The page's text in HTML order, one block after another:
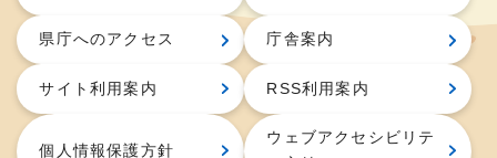
県庁へのアクセス 庁舎案内
サイト利用案内 RSS利用案内
個人情報保護方針
ウェブアクセシビリテ